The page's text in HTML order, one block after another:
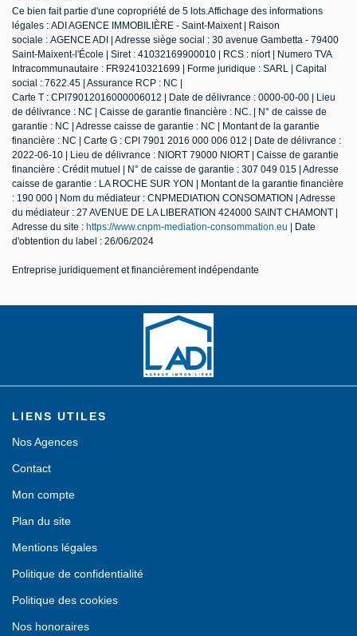
Ce bien fait partie d'une copropriété de 5 lots.Affichage des informations
légales : ADI AGENCE IMMOBILIÈRE - Saint-Maixent | Raison
sociale : AGENCE ADI | Adresse siège social : 30 avenue Gambetta - 79400
Saint-Maixent-l'École | Siret : 41032169900010 | RCS : niort | Numero TVA
Intracommunautaire : FR92410321699 | Forme juridique : SARL | Capital
social : 7622.45 | Assurance RCP : NC |
Carte T : CPI79012016000006012 | Date de délivrance : 0000-00-00 | Lieu
de délivrance : NC | Caisse de garantie financière : NC. | N° de caisse de
garantie : NC | Adresse caisse de garantie : NC | Montant de la garantie
financière : NC | Carte G : CPI 7901 2016 000 006 012 | Date de délivrance :
2022-06-10 | Lieu de délivrance : NIORT 79000 NIORT | Caisse de garantie
financière : Crédit mutuel | N° de caisse de garantie : 307 049 015 | Adresse
caisse de garantie : LA ROCHE SUR YON | Montant de la garantie financière
: 190 000 | Nom du médiateur : CNPMEDIATION CONSOMATION | Adresse
du médiateur : 27 AVENUE DE LA LIBERATION 424000 SAINT CHAMONT |
Adresse du site : https://www.cnpm-mediation-consommation.eu | Date
d'obtention du label : 26/06/2024
Entreprise juridiquement et financièrement indépendante
LIENS UTILES
Nos Agences
Contact
Mon compte
Plan du site
Mentions légales
Politique de confidentialité
Politique des cookies
Nos honoraires